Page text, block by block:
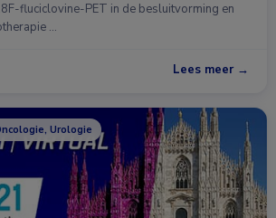
fluciclovine-PET in de besluitvorming en
…
Lees meer →
Urologie